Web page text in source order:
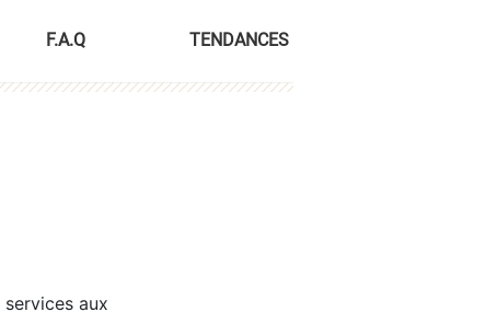
F.A.Q TENDANCES
aux